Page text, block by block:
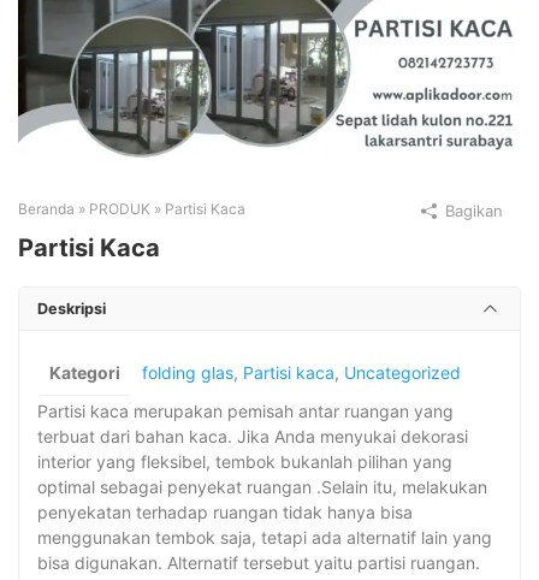
Beranda » PRODUK » Partisi Kaca
Partisi Kaca
Bagikan
Deskripsi
Kategori folding glas, Partisi kaca, Uncategorized
Partisi kaca merupakan pemisah antar ruangan yang
terbuat dari bahan kaca. Jika Anda menyukai dekorasi
interior yang fleksibel, tembok bukanlah pilihan yang
optimal sebagai penyekat ruangan .Selain itu, melakukan
penyekatan terhadap ruangan tidak hanya bisa
menggunakan tembok saja, tetapi ada alternatif lain yang
bisa digunakan. Alternatif tersebut yaitu partisi ruangan.